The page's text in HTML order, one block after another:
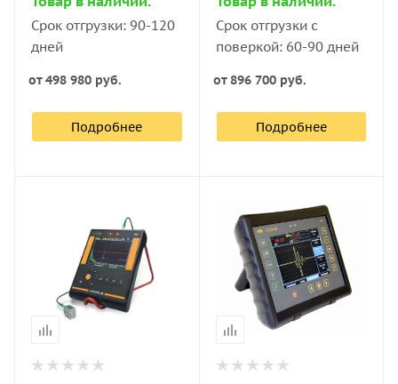
Срок отгрузки: 90-120
дней
от498 980 руб.
Подробнее
Срок отгрузки с
поверкой: 60-90 дней
от896 700 руб.
Подробнее